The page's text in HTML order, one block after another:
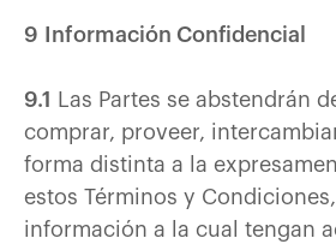
9 Información Confidencial
9.1
Las Partes se abstendrán
comprar, proveer,
forma distinta a la
estos Términos y
información a la cual tengan